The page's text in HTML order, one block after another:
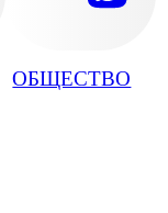
ОБЩЕСТВО